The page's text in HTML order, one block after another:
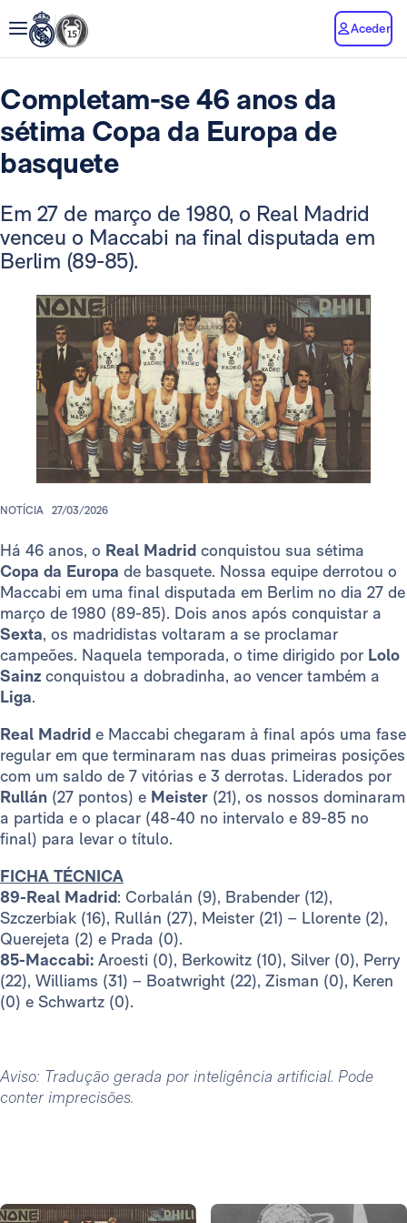
Aceder
Completam-se 46 anos da
sétima Copa da Europa de
basquete
Em 27 de março de 1980, o Real Madrid
venceu o Maccabi na final disputada em
Berlim (89-85).
NOTÍCIA 27/03/2026
Há 46 anos, o Real Madrid conquistou sua sétima
Copa da Europa de basquete. Nossa equipe derrotou o
Maccabi em uma final disputada em Berlim no dia 27 de
março de 1980 (89-85). Dois anos após conquistar a
Sexta, os madridistas voltaram a se proclamar
campeões. Naquela temporada, o time dirigido por Lolo
Sainz conquistou a dobradinha, ao vencer também a
Liga.
Real Madrid e Maccabi chegaram à final após uma fase
regular em que terminaram nas duas primeiras posições
com um saldo de 7 vitórias e 3 derrotas. Liderados por
Rullán (27 pontos) e Meister (21), os nossos dominaram
a partida e o placar (48-40 no intervalo e 89-85 no
final) para levar o título.
FICHA TÉCNICA
89-Real Madrid: Corbalán (9), Brabender (12),
Szczerbiak (16), Rullán (27), Meister (21) – Llorente (2),
Querejeta (2) e Prada (0).
85-Maccabi: Aroesti (0), Berkowitz (10), Silver (0), Perry
(22), Williams (31) – Boatwright (22), Zisman (0), Keren
(0) e Schwartz (0).
Aviso: Tradução gerada por inteligência artificial. Pode
conter imprecisões.